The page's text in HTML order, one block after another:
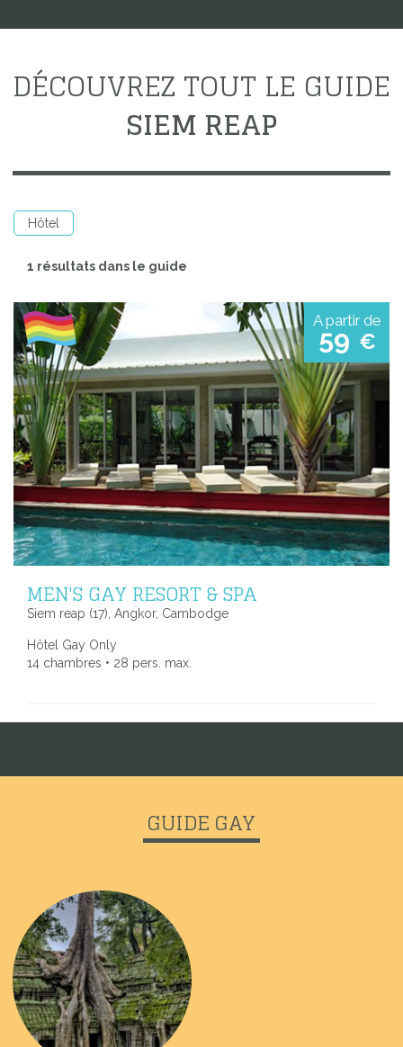
DÉCOUVREZ TOUT LE GUIDE
SIEM REAP
Hôtel
1 résultats dans le guide
A partir de
59 €
MEN'S GAY RESORT & SPA
Siem reap (17), Angkor, Cambodge
Hôtel Gay Only
14 chambres • 28 pers. max.
GUIDE GAY